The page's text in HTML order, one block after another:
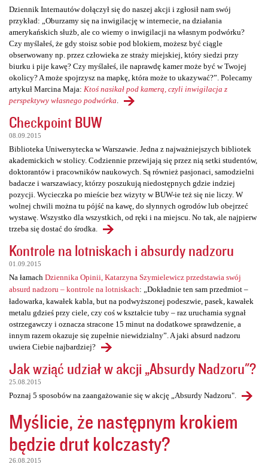
Dziennik Internautów dołączył się do naszej akcji i zgłosił nam swój
przykład: „Oburzamy się na inwigilację w internecie, na działania
amerykańskich służb, ale co wiemy o inwigilacji na własnym podwórku?
Czy myślałeś, że gdy stoisz sobie pod blokiem, możesz być ciągle
obserwowany np. przez człowieka ze straży miejskiej, który siedzi przy
biurku i pije kawę? Czy myślałeś, ile naprawdę kamer może być w Twojej
okolicy? A może spojrzysz na mapkę, która może to ukazywać?”. Polecamy
artykuł Marcina Maja: Ktoś nasikał pod kamerą, czyli inwigilacja z
perspektywy własnego podwórka
Checkpoint BUW
08.09.2015
Biblioteka Uniwersytecka w Warszawie. Jedna z najważniejszych bibliotek
akademickich w stolicy. Codziennie przewijają się przez nią setki studentów,
doktorantów i pracowników naukowych. Są również pasjonaci, samodzielni
badacze i warszawiacy, którzy poszukują niedostępnych gdzie indziej
pozycji. Wycieczka po mieście bez wizyty w BUW-ie też się nie liczy. W
wolnej chwili można tu pójść na kawę, do słynnych ogrodów lub obejrzeć
wystawę. Wszystko dla wszystkich, od ręki i na miejscu. No tak, ale najpierw
trzeba się dostać do środka.
Kontrole na lotniskach i absurdy nadzoru
01.09.2015
Na łamach Dziennika Opinii, Katarzyna Szymielewicz przedstawia swój
absurd nadzoru – kontrole na lotniskach: „Dokładnie ten sam przedmiot –
ładowarka, kawałek kabla, but na podwyższonej podeszwie, pasek, kawałek
metalu gdzieś przy ciele, czy coś w kształcie tuby – raz uruchamia sygnał
ostrzegawczy i oznacza stracone 15 minut na dodatkowe sprawdzenie, a
innym razem okazuje się zupełnie niewidzialny”. A jaki absurd nadzoru
uwiera Ciebie najbardziej?
Jak wziąć udział w akcji „Absurdy Nadzoru"?
25.08.2015
Poznaj 5 sposobów na zaangażowanie się w akcję „Absurdy Nadzoru".
Myślicie, że następnym krokiem
będzie drut kolczasty?
26.08.2015